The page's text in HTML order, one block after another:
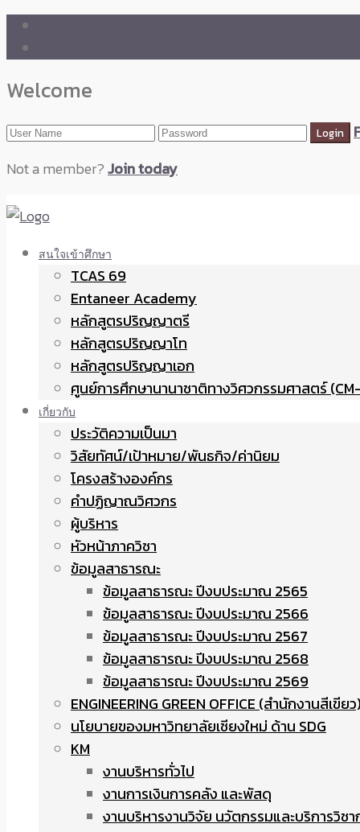
Welcome
Not a member?Join today
สนใจเข้าศึกษา
TCAS 69
Entaneer Academy
หลักสูตรปริญญาตรี
หลักสูตรปริญญาโท
หลักสูตรปริญญาเอก
ศูนย์การศึกษานานาชาติทางวิศวกรรมศาสตร์
เกี่ยวกับ
ประวัติความเป็นมา
วิสัยทัศน์/เป้าหมาย/พันธกิจ/ค่านิยม
โครงสร้างองค์กร
คำปฏิญาณวิศวกร
ผู้บริหาร
หัวหน้าภาควิชา
ข้อมูลสาธารณะ
ข้อมูลสาธารณะ ปีงบประมาณ 2565
ข้อมูลสาธารณะ ปีงบประมาณ 2566
ข้อมูลสาธารณะ ปีงบประมาณ 2567
ข้อมูลสาธารณะ ปีงบประมาณ 2568
ข้อมูลสาธารณะ ปีงบประมาณ 2569
ENGINEERING GREEN OFFICE (สำนักงานสีเขีย
นโยบายของมหาวิทยาลัยเชียงใหม่ ด้าน SDG
KM
งานบริหารทั่วไป
งานการเงินการคลัง และพัสดุ
งานบริหารงานวิจัย นวัตกรรมและบริการวิชา